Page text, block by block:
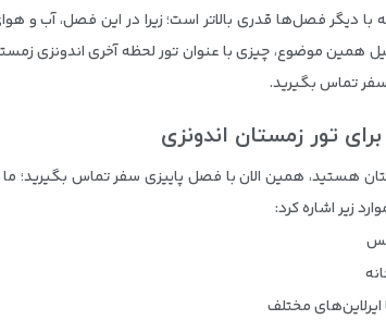
دیگر فصل‌ها قدری بالاتر است؛ زیرا در این فصل، آب و
همین موضوع، چیزی با عنوان تور لحظه آخری اندونزی
سفر تماس بگیرید.
تور زمستان اندونزی
هستید، همین الان با فصل پاییزی سفر تماس بگیرید؛
زیر اشاره کرد:
ایرلاین‌های مختلف